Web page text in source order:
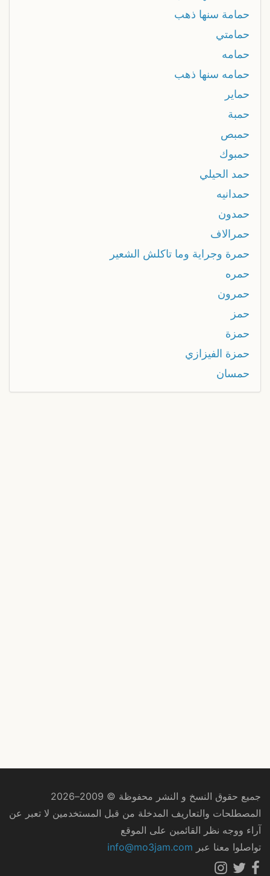
حمامة سنها ذهب
حمامتي
حمامه
حمامه سنها ذهب
حماير
حمبة
حمبص
حمبوك
حمد الحيلي
حمدانيه
حمدون
حمرالاف
حمرة وجراية وما تاكلش الشعير
حمره
حمرون
حمز
حمزة
حمزة الفيزازي
حمسان
جميع حقوق النسخ و النشر محفوظة © 2009–2026
المصطلحات والتعاريف المدخلة من قبل المستخدمين لا تعبر عن
آراء ووجه نظر القائمين على الموقع
تواصلوا معنا عبر info@mo3jam.com